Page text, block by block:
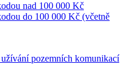
nad 100 000 Kč
do 100 000 Kč (včetně
pozemních komunikací